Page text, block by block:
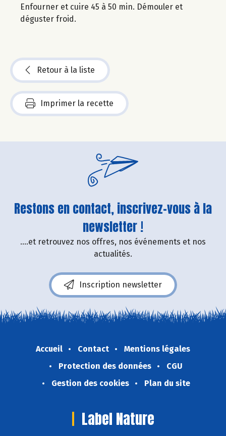
Enfourner et cuire 45 à 50 min. Démouler et
déguster froid.
Retour à la liste
Imprimer la recette
Restons en contact, inscrivez-vous à la
newsletter !
....et retrouvez nos offres, nos événements et nos
actualités.
Inscription newsletter
Accueil Contact
Mentions légales
Protection des données
CGU
Gestion des cookies
Plan du site
Label Nature